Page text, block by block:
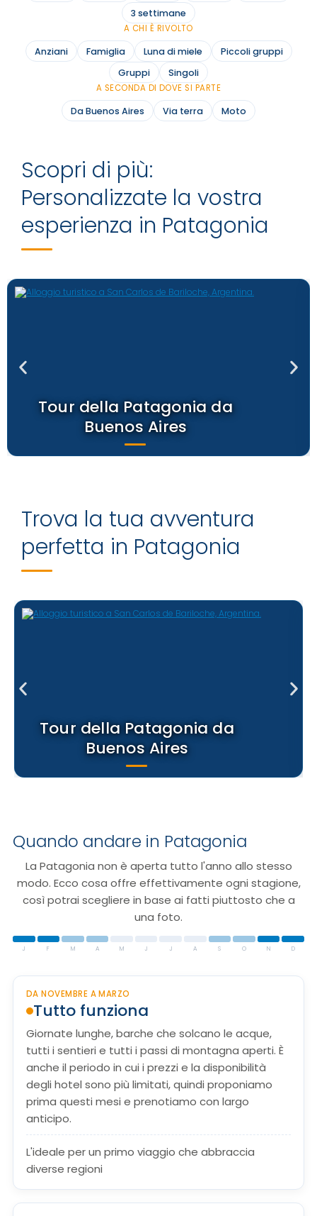
3 settimane
A CHI È RIVOLTO
Anziani Famiglia Luna di miele
Piccoli gruppi
Gruppi
Singoli
A SECONDA DI DOVE SI PARTE
Da Buenos Aires Via terra Moto
Scopri di più:
Personalizzate la vostra
esperienza in Patagonia
Tour della Patagonia da
Buenos Aires
Trova la tua avventura
perfetta in Patagonia
Tour della Patagonia da
Buenos Aires
Quando andare in Patagonia
La Patagonia non è aperta tutto l'anno allo stesso
modo. Ecco cosa offre effettivamente ogni stagione,
così potrai scegliere in base ai fatti piuttosto che a
una foto.
J F M A M J J A S O N D
DA NOVEMBRE A MARZO
Tutto funziona
Giornate lunghe, barche che solcano le acque,
tutti i sentieri e tutti i passi di montagna aperti. È
anche il periodo in cui i prezzi e la disponibilità
degli hotel sono più limitati, quindi proponiamo
prima questi mesi e prenotiamo con largo
anticipo.
L'ideale per un primo viaggio che abbraccia
diverse regioni